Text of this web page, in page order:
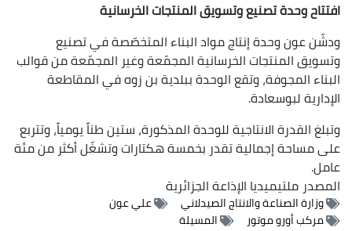
افتتاح وحدة تصنيع وتسويق المنتجات الخرسانية
ودشّن عون وحدة إنتاج مواد البناء المتخصّصة في تصنيع
وتسويق المنتجات الخرسانية المجمّعة وغير المجمّعة من قوالب
البناء المجوفة، وتقع الوحدة ببلدية بن زوه في المقاطعة
الإدارية لبوسعادة.
وتبلغ القدرة الانتاجية للوحدة المذكورة، ستين طناً يومياً، وتتربع
على مساحة إجمالية تقدر بخمسة هكتارات وتشغّل أكثر من مئة
عامل.
المصدرملتيميديا الإذاعة الجزائرية
وزارة الصناعة والانتاج الصيدلاني
علي عون
مركب أورو موتور
المسيلة